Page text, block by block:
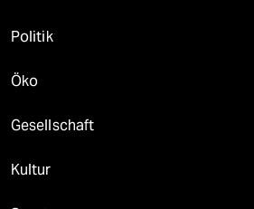
Politik
Öko
Gesellschaft
Kultur